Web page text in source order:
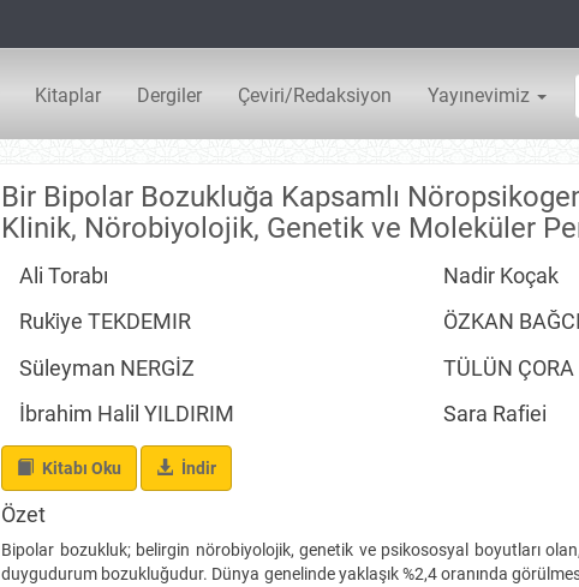
Kitaplar Dergiler Çeviri/Redaksiyon Yayınevimiz
Bir Bipolar Bozukluğa Kapsamlı
Klinik, Nörobiyolojik, Genetik ve Moleküler
Ali Torabı
Nadir Koçak
Ruki̇ye TEKDEMIR
ÖZKAN BAĞCI
Süleyman NERGİZ
TÜLÜN ÇORA
İbrahim Halil YILDIRIM
Sara Rafiei
İndirKitabı Oku İndir
Özet
Bipolar bozukluk; belirgin nörobiyolojik, genetik ve psikososyal boyutları
duygudurum bozukluğudur. Dünya genelinde yaklaşık %2,4 oranında